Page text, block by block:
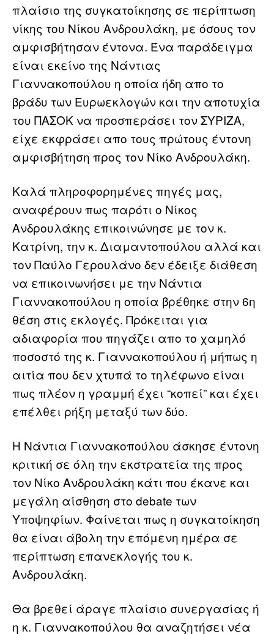
πλαίσιο της συγκατοίκησης σε περίπτωση
νίκης του Νίκου Ανδρουλάκη, με όσους τον
αμφισβήτησαν έντονα. Ένα παράδειγμα
είναι εκείνο της Νάντιας
Γιαννακοπούλου η οποία ήδη απο το
βράδυ των Ευρωεκλογών και την αποτυχία
του ΠΑΣΟΚ να προσπεράσει τον ΣΥΡΙΖΑ,
είχε εκφράσει απο τους πρώτους έντονη
αμφισβήτηση προς τον Νίκο Ανδρουλάκη.
Καλά πληροφορημένες πηγές μας,
αναφέρουν πως παρότι ο Νίκος
Ανδρουλάκης επικοινώνησε με τον κ.
Κατρίνη, την κ. Διαμαντοπούλου αλλά και
τον Παύλο Γερουλάνο δεν έδειξε διάθεση
να επικοινωνήσει με την Νάντια
Γιαννακοπούλου η οποία βρέθηκε στην 6η
θέση στις εκλογές. Πρόκειται για
αδιαφορία που πηγάζει απο το χαμηλό
ποσοστό της κ. Γιαννακοπούλου ή μήπως η
αιτία που δεν χτυπά το τηλέφωνο είναι
πως πλέον η γραμμή έχει “κοπεί” και έχει
επέλθει ρήξη μεταξύ των δύο.
Η Νάντια Γιαννακοπούλου άσκησε έντονη
κριτική σε όλη την εκστρατεία της προς
τον Νίκο Ανδρουλάκη κάτι που έκανε και
μεγάλη αίσθηση στο debate των
Υποψηφίων. Φαίνεται πως η συγκατοίκηση
θα είναι άβολη την επόμενη ημέρα σε
περίπτωση επανεκλογής του κ.
Ανδρουλάκη.
Θα βρεθεί άραγε πλαίσιο συνεργασίας ή
η κ. Γιαννακοπούλου θα αναζητήσει νέα